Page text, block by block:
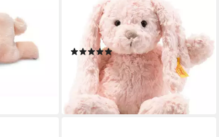
bei dir
STEIFF
Kuscheltier Soft Cuddly
Friends Tilda Hase
(6)
ab 35,65 € UVP39,95 €
lieferbar - in 6-8 Werktagen bei dir